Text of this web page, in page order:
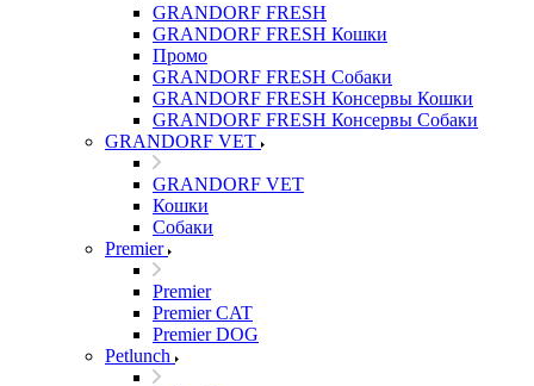
GRANDORF FRESH
GRANDORF FRESH Кошки
Промо
GRANDORF FRESH Собаки
GRANDORF FRESH Консервы Кошки
GRANDORF FRESH Консервы Собаки
GRANDORF VET
GRANDORF VET
Кошки
Собаки
Premier
Premier
Premier CAT
Premier DOG
Petlunch